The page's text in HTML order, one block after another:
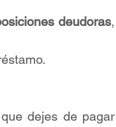
deudoras,
dejes de pagar